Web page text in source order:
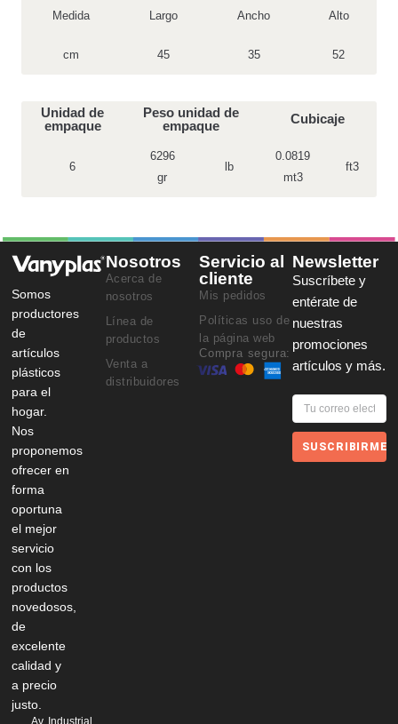
Medida Largo Ancho Alto
cm 45 35 52
Unidad de
empaque
Peso unidad de
empaque
Cubicaje
6
6296
gr
lb
0.0819
mt3
ft3
Somos
productores
de
artículos
plásticos
para el
hogar.
Nos
proponemos
ofrecer en
forma
oportuna
el mejor
servicio
con los
productos
novedosos,
de
excelente
calidad y
a precio
justo.
Nosotros
Acerca de
nosotros
Línea de
productos
Venta a
distribuidores
Servicio al
cliente
Mis pedidos
Políticas uso de
la página web
Compra segura:
Newsletter
Suscríbete y
entérate de
nuestras
promociones
artículos y más.
SUSCRIBIRME